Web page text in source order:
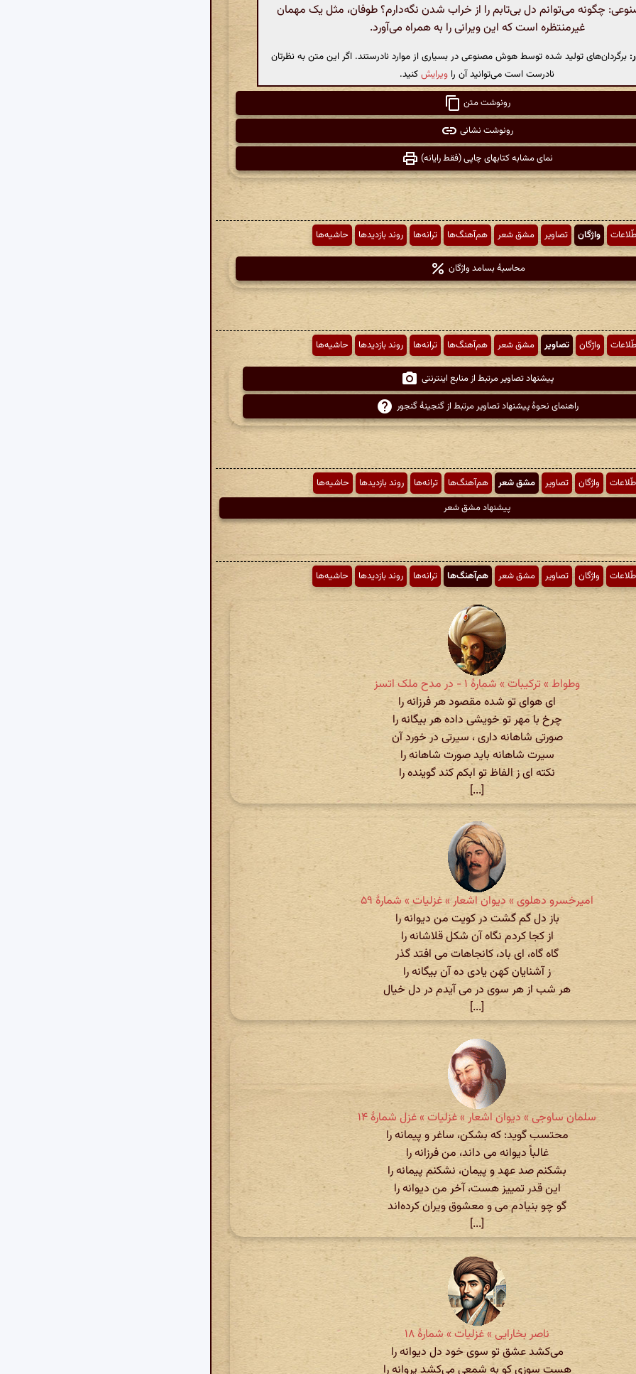
چگونه می‌توانم دل بی‌تابم را از خراب شدن نگه‌دارم؟ طوفان، مثل یک مهمان
غیرمنتظره است که این ویرانی را به همراه می‌آورد.
برگردان‌های تولید شده توسط هوش مصنوعی در بسیاری از موارد نادرستند. اگر این متن به نظرتان
نادرست است می‌توانید آن را ویرایشکنید.
رونوشت متن
رونوشت نشانی
نمای مشابه کتابهای چاپی (فقط رایانه)
واژگان تصاویر مشق شعر هم‌آهنگ‌ها ترانه‌ها روند بازدیدها حاشیه‌ها
محاسبهٔ بسامد واژگان
واژگان تصاویر مشق شعر هم‌آهنگ‌ها ترانه‌ها روند بازدیدها حاشیه‌ها
پیشنهاد تصاویر مرتبط از منابع اینترنتی
راهنمای نحوهٔ پیشنهاد تصاویر مرتبط از گنجینهٔ گنجور
واژگان تصاویر مشق شعر هم‌آهنگ‌ها ترانه‌ها روند بازدیدها
حاشیه‌ها
پیشنهاد مشق شعر
واژگان تصاویر مشق شعر هم‌آهنگ‌ها ترانه‌ها روند بازدیدها حاشیه‌ها
وطواط » ترکیبات » شمارهٔ ۱ - در مدح ملک اتسز
ای هوای تو شده مقصود هر فرزانه را
چرخ با مهر تو خویشی داده هر بیگانه را
صورتی شاهانه داری ، سیرتی در خورد آن
سیرت شاهانه باید صورت شاهانه را
نکته ای ز الفاظ تو ابکم کند گوینده را
[...]
امیرخسرو دهلوی » دیوان اشعار » غزلیات » شمارهٔ ۵۹
باز دل گم گشت در کویت من دیوانه را
از کجا کردم نگاه آن شکل قلاشانه را
گاه گاه، ای باد، کانجاهات می افتد گذر
ز آشنایان کهن یادی ده آن بیگانه را
هر شب از هر سوی در می آیدم در دل خیال
[...]
سلمان ساوجی » دیوان اشعار » غزلیات » غزل شمارهٔ ۱۴
محتسب گوید: که بشکن، ساغر و پیمانه را
غالباً دیوانه می داند، من فرزانه را
بشکنم صد عهد و پیمان، نشکنم پیمانه را
این قدر تمییز هست، آخر من دیوانه را
گو چو بنیادم می و معشوق ویران کرده‌اند
[...]
ناصر بخارایی » غزلیات » شمارهٔ ۱۸
می‌کشد عشق تو سوی خود دل دیوانه را
هست سوزی کو به شمعی می‌کشد پروانه را